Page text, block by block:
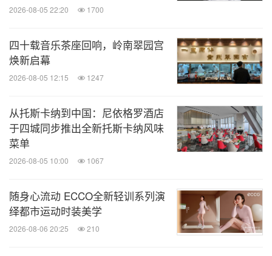
2026-08-05 22:20 1700
四十载音乐茶座回响，岭南翠园宫
焕新启幕
2026-08-05 12:15 1247
从托斯卡纳到中国：尼依格罗酒店
于四城同步推出全新托斯卡纳风味
菜单
2026-08-05 10:00 1067
随身心流动 ECCO全新轻训系列演
绎都市运动时装美学
2026-08-06 20:25 210